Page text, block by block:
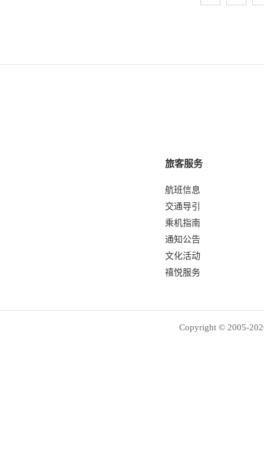
旅客服务
航班信息
交通导引
乘机指南
通知公告
文化活动
禧悦服务
Copyright © 2005-